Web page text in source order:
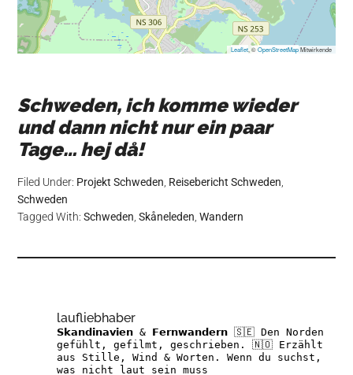
Leaflet, ©OpenStreetMapMitwirkende
Schweden, ich komme wieder
und dann nicht nur ein paar
Tage… hej då!
Filed Under: Projekt Schweden, Reisebericht Schweden,
Schweden
Tagged With:Schweden,Skåneleden,Wandern
laufliebhaber
𝗦𝗸𝗮𝗻𝗱𝗶𝗻𝗮𝘃𝗶𝗲𝗻 & 𝗙𝗲𝗿𝗻𝘄𝗮𝗻𝗱𝗲𝗿𝗻 🇸🇪 Den Norden
gefühlt, gefilmt, geschrieben.
🇳🇴 Erzählt
aus Stille, Wind & Worten.
Wenn du suchst,
was nicht laut sein muss